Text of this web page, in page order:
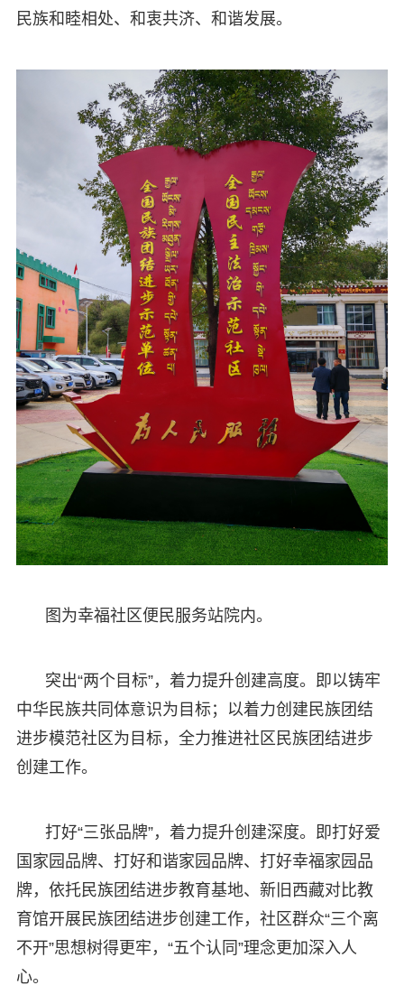
民族和睦相处、和衷共济、和谐发展。
图为幸福社区便民服务站院内。
突出“两个目标”，着力提升创建高度。即以铸牢
中华民族共同体意识为目标；以着力创建民族团结
进步模范社区为目标，全力推进社区民族团结进步
创建工作。
打好“三张品牌”，着力提升创建深度。即打好爱
国家园品牌、打好和谐家园品牌、打好幸福家园品
牌，依托民族团结进步教育基地、新旧西藏对比教
育馆开展民族团结进步创建工作，社区群众“三个离
不开”思想树得更牢，“五个认同”理念更加深入人
心。